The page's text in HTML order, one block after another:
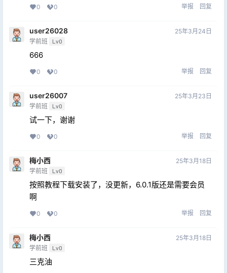
0 0 举报 回复
user26028
学前班 Lv0
25年3月24日
666
0 0 举报 回复
user26007
学前班 Lv0
25年3月23日
试一下，谢谢
0 0 举报 回复
梅小西
学前班 Lv0
25年3月18日
按照教程下载安装了，没更新，6.0.1版还是需要会员
啊
0 0 举报 回复
梅小西
学前班 Lv0
25年3月18日
三克油